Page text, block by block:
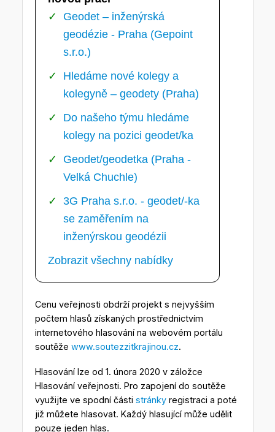
Geodet – inženýrská
geodézie - Praha (Gepoint
s.r.o.)
Hledáme nové kolegy a
kolegyně – geodety (Praha)
Do našeho týmu hledáme
kolegy na pozici geodet/ka
Geodet/geodetka (Praha -
Velká Chuchle)
3G Praha s.r.o. - geodet/-ka
se zaměřením na
inženýrskou geodézii
Zobrazit všechny nabídky
Cenu veřejnosti obdrží projekt s nejvyšším
počtem hlasů získaných prostřednictvím
internetového hlasování na webovém portálu
soutěže www.soutezzitkrajinou.cz.
Hlasování lze od 1. února 2020 v záložce
Hlasování veřejnosti. Pro zapojení do soutěže
využijte ve spodní části stránky registraci a poté
již můžete hlasovat. Každý hlasující může udělit
pouze jeden hlas.